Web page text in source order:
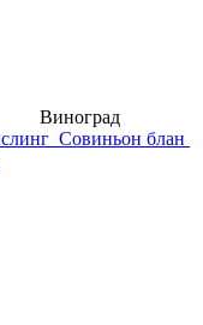
Виноград
Совиньон блан